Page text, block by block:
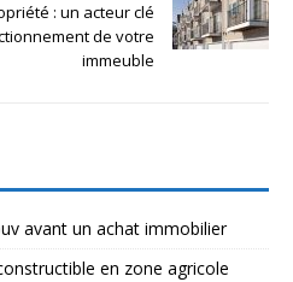
: un acteur clé
de votre
immeuble
avant un achat immobilier
en zone agricole